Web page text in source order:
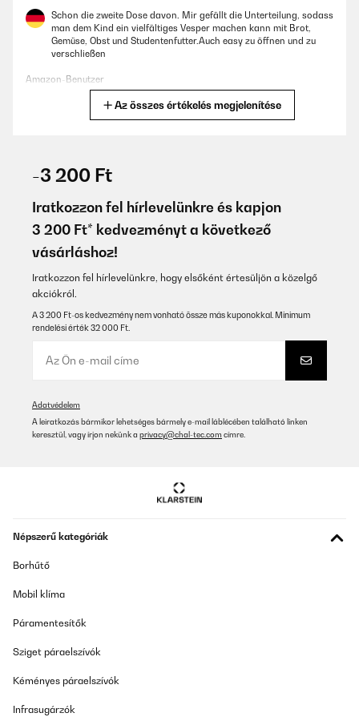
Schon die zweite Dose davon. Mir gefällt die Unterteilung, sodass
man dem Kind ein vielfältiges Vesper machen kann mit Brot,
Gemüse, Obst und Studentenfutter.Auch easy zu öffnen und zu
verschließen
Amazon-Benutzer
hochwertigen Eindruck!
Amazon-Benutzer
Fordítsd le
21/01/2026
ELLENŐRZÖTT ÉRTÉKELÉS
Sehr schöne, große Brotdose mit vielen unterschiedlichen
Fächern. Sehr gute Qualität.
Fordítsd le
Zeit wie neu, sehr robust und absolut auslaufsicher. Sie hält den
und lässt sich leicht reinigen. Die Materialien wirken hochwertig
Verfärbungen. Wir sind rundum zufrieden und können diese
Az összes értékelés megjelenítése
-3 200 Ft
Iratkozzon fel hírlevelünkre és kapjon
3 200 Ft* kedvezményt a következő
vásárláshoz!
Iratkozzon fel hírlevelünkre, hogy elsőként értesüljön a közelgő
akciókról.
A 3 200 Ft-os kedvezmény nem vonható össze más kuponokkal. Minimum
rendelési érték 32 000 Ft.
Adatvédelem
A leiratkozás bármikor lehetséges bármely e-mail láblécében található linken
keresztül, vagy írjon nekünk a privacy@chal-tec.com címre.
Népszerű kategóriák
Borhűtő
Mobil klíma
Páramentesítők
Sziget páraelszívók
Kéményes páraelszívók
Infrasugárzók